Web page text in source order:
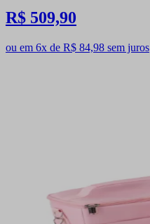
R$ 509,90
ou em 6x de R$ 84,98 sem juros